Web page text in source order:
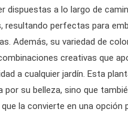
dispuestas a lo largo de
resultando perfectas para
Además, su variedad de
creativas que
a cualquier jardín. Esta
por su belleza, sino que
que la convierte en una opción